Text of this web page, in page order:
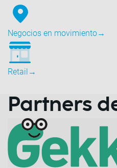
Negocios en movimiento→
Retail →
Partners